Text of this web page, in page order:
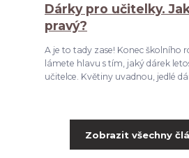
Dárky pro učitelky.
pravý?
A je to tady zase! Konec školního
lámete hlavu s tím, jaký dárek
učitelce. Květiny uvadnou, jedlé
Zobrazit všechny